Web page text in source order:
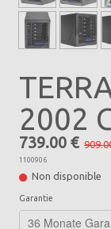
2002
739.00 €
1100906
Non disponible
Garantie
https://